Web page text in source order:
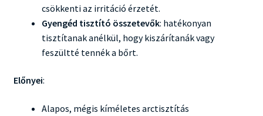
csökkenti az irritáció érzetét.
Gyengéd tisztító összetevők: hatékonyan
tisztítanak anélkül, hogy kiszárítanák vagy
feszültté tennék a bőrt.
Előnyei:
Alapos, mégis kíméletes arctisztítás